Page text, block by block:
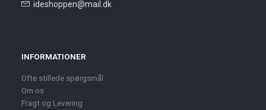
ideshoppen@mail.dk
INFORMATIONER
Ofte stillede spørgsmål
Om os
Fragt og Levering